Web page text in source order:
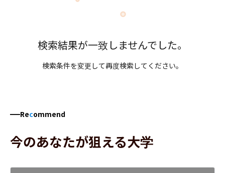
検索結果が一致しませんでした。
検索条件を変更して再度検索してください。
Recommend
今のあなたが狙える大学